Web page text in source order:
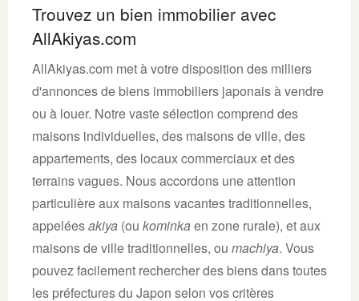
Trouvez un bien immobilier avec
AllAkiyas.com
AllAkiyas.com met à votre disposition des milliers
d'annonces de biens immobiliers japonais à vendre
ou à louer. Notre vaste sélection comprend des
maisons individuelles, des maisons de ville, des
appartements, des locaux commerciaux et des
terrains vagues. Nous accordons une attention
particulière aux maisons vacantes traditionnelles,
appeléesakiya (ou kominkaen zone rurale), et aux
maisons de ville traditionnelles, ou machiya. Vous
pouvez facilement rechercher des biens dans toutes
les préfectures du Japon selon vos critères